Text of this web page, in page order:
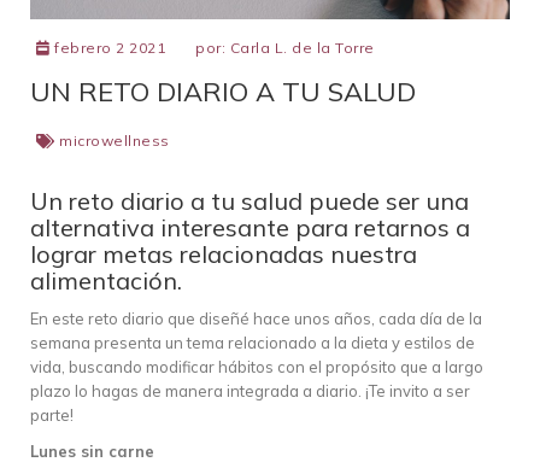
febrero 2 2021 por: Carla L. de la Torre
UN RETO DIARIO A TU SALUD
microwellness
Un reto diario a tu salud puede ser una
alternativa interesante para retarnos a
lograr metas relacionadas nuestra
alimentación.
En este reto diario que diseñé hace unos años, cada día de la
semana presenta un tema relacionado a la dieta y estilos de
vida, buscando modificar hábitos con el propósito que a largo
plazo lo hagas de manera integrada a diario. ¡Te invito a ser
parte!
Lunes sin carne